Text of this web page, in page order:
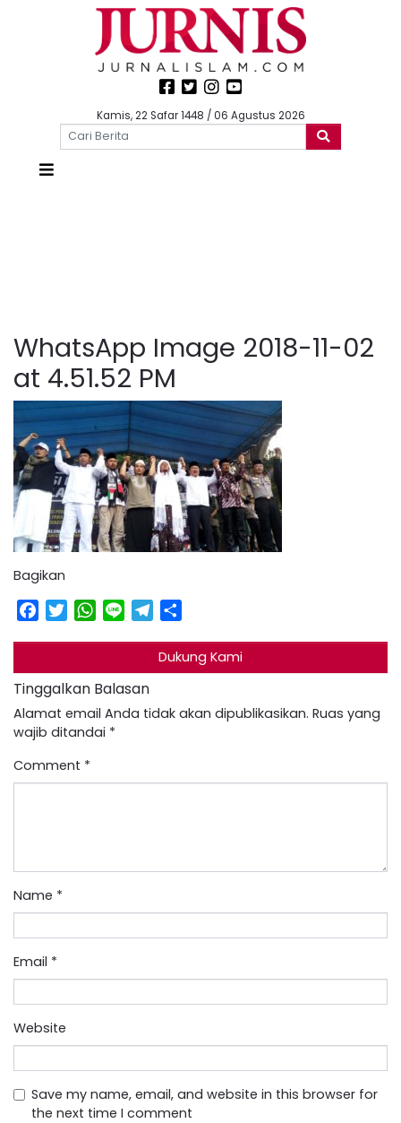
Kamis, 22 Safar 1448 / 06 Agustus 2026
WhatsApp Image 2018-11-02
at 4.51.52 PM
Bagikan
Facebook
TwitterWhatsApp
Line Telegram
Dukung Kami
Tinggalkan Balasan
Alamat email Anda tidak akan dipublikasikan. Ruas yang
wajib ditandai *
Comment *
Name *
Email *
Website
Save my name, email, and website in this browser for
the next time I comment